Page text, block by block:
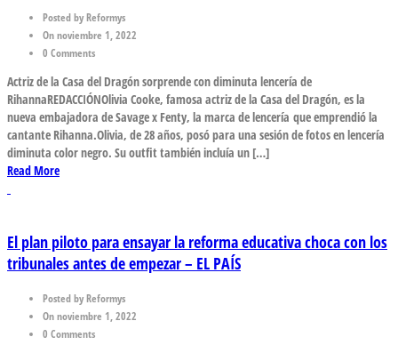
Posted by Reformys
On noviembre 1, 2022
0 Comments
Actriz de la Casa del Dragón sorprende con diminuta lencería de
RihannaREDACCIÓNOlivia Cooke, famosa actriz de la Casa del Dragón, es la
nueva embajadora de Savage x Fenty, la marca de lencería que emprendió la
cantante Rihanna.Olivia, de 28 años, posó para una sesión de fotos en lencería
diminuta color negro. Su outfit también incluía un […]
Read More
El plan piloto para ensayar la reforma educativa choca con los
tribunales antes de empezar – EL PAÍS
Posted by Reformys
On noviembre 1, 2022
0 Comments